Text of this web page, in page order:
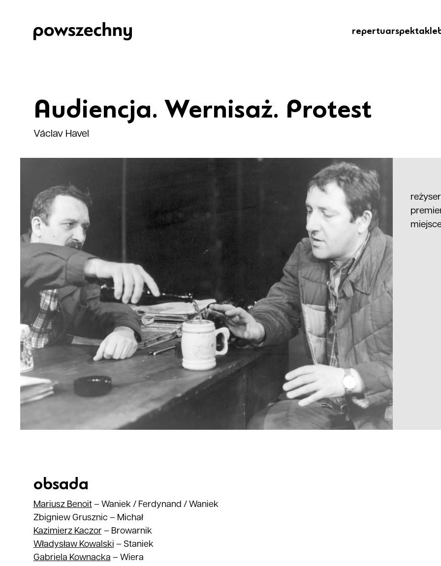
repertuarspektakle
Audiencja. Wernisaż. Protest
Václav Havel
obsada
Mariusz Benoit– Waniek / Ferdynand / Waniek
Zbigniew Grusznic – Michał
Kazimierz Kaczor– Browarnik
Władysław Kowalski – Staniek
Gabriela Kownacka – Wiera